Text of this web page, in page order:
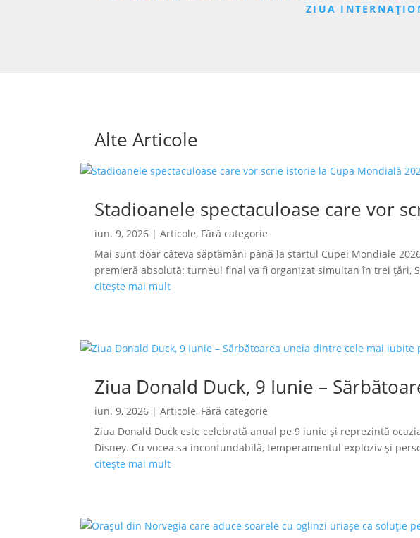
ZIUA
Alte Articole
Stadioanele spectaculoase care vor
iun. 9, 2026 |Articole, Fără categorie
Mai sunt doar câteva săptămâni până la startul Cupei Mondiale
premieră absolută: turneul final va fi organizat simultan în trei țări,
citește mai mult
Ziua Donald Duck, 9 Iunie –
iun. 9, 2026 |Articole, Fără categorie
Ziua Donald Duck este celebrată anual pe 9 iunie și reprezintă
Disney. Cu vocea sa inconfundabilă, temperamentul exploziv și
citește mai mult